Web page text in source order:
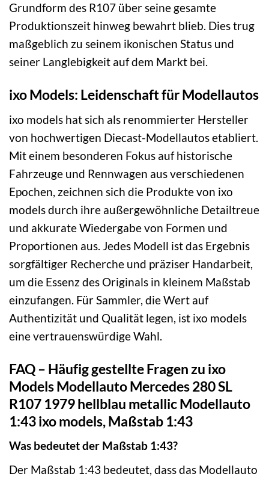
Grundform des R107 über seine gesamte
Produktionszeit hinweg bewahrt blieb. Dies trug
maßgeblich zu seinem ikonischen Status und
seiner Langlebigkeit auf dem Markt bei.
ixo Models: Leidenschaft für Modellautos
ixo models hat sich als renommierter Hersteller
von hochwertigen Diecast-Modellautos etabliert.
Mit einem besonderen Fokus auf historische
Fahrzeuge und Rennwagen aus verschiedenen
Epochen, zeichnen sich die Produkte von ixo
models durch ihre außergewöhnliche Detailtreue
und akkurate Wiedergabe von Formen und
Proportionen aus. Jedes Modell ist das Ergebnis
sorgfältiger Recherche und präziser Handarbeit,
um die Essenz des Originals in kleinem Maßstab
einzufangen. Für Sammler, die Wert auf
Authentizität und Qualität legen, ist ixo models
eine vertrauenswürdige Wahl.
FAQ – Häufig gestellte Fragen zu ixo
Models Modellauto Mercedes 280 SL
R107 1979 hellblau metallic Modellauto
1:43 ixo models, Maßstab 1:43
Was bedeutet der Maßstab 1:43?
Der Maßstab 1:43 bedeutet, dass das Modellauto